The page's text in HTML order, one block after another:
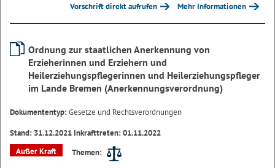
Vorschrift direkt aufrufen Mehr Informationen
Ordnung zur staatlichen Anerkennung von
Erzieherinnen und Erziehern und
Heilerziehungspflegerinnen und Heilerziehungspfleger
im Lande Bremen (Anerkennungsverordnung)
Dokumententyp:Gesetze und Rechtsverordnungen
Stand: 31.12.2021 Inkrafttreten: 01.11.2022
Außer Kraft
Themen: